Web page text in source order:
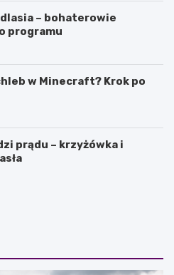
– bohaterowie
programu
w Minecraft? Krok po
prądu – krzyżówka i